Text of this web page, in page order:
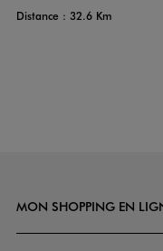
Distance : 32.6 Km
MON SHOPPING EN